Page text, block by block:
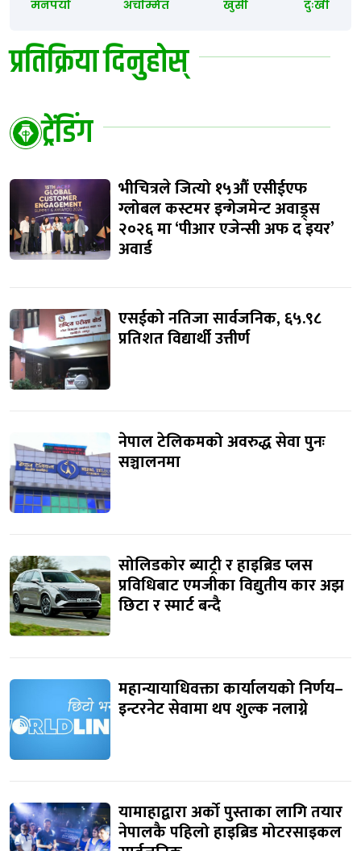
मनपर्यो अचम्मित खुसी दुःखी
प्रतिक्रिया दिनुहोस्
ट्रेंडिंग
भीचित्रले जित्यो १५औं एसीईएफ
ग्लोबल कस्टमर इन्गेजमेन्ट अवाड्र्स
२०२६ मा ‘पीआर एजेन्सी अफ द इयर’
अवार्ड
एसईको नतिजा सार्वजनिक, ६५.९८
प्रतिशत विद्यार्थी उत्तीर्ण
नेपाल टेलिकमको अवरुद्ध सेवा पुनः
सञ्चालनमा
सोलिडकोर ब्याट्री र हाइब्रिड प्लस
प्रविधिबाट एमजीका विद्युतीय कार अझ
छिटा र स्मार्ट बन्दै
महान्यायाधिवक्ता कार्यालयको निर्णय–
इन्टरनेट सेवामा थप शुल्क नलाग्ने
यामाहाद्वारा अर्को पुस्ताका लागि तयार
नेपालकै पहिलो हाइब्रिड मोटरसाइकल